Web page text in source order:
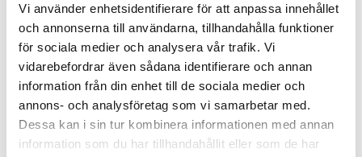
Vi använder enhetsidentifierare för att anpassa innehållet
och annonserna till användarna, tillhandahålla funktioner
för sociala medier och analysera vår trafik. Vi
vidarebefordrar även sådana identifierare och annan
information från din enhet till de sociala medier och
annons- och analysföretag som vi samarbetar med.
Dessa kan i sin tur kombinera informationen med annan
information som du har tillhandahållit eller som de har
DT
DIORTYLL
FV-400
FOSSHAPE 400G